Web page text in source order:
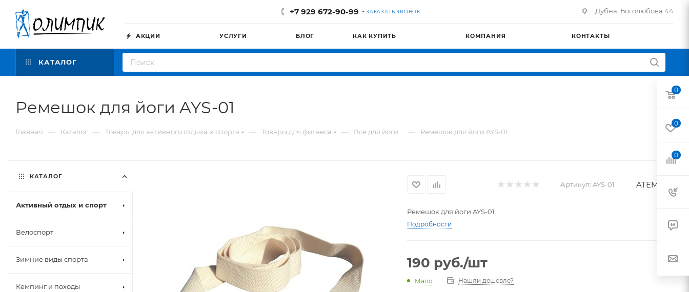
+7 929 672-90-99 ЗАКАЗАТЬ ЗВОНОК Дубна, Боголюбова 44
АКЦИИ УСЛУГИ БЛОГ КАК КУПИТЬ КОМПАНИЯ КОНТАКТЫ
КАТАЛОГ
Ремешок для йоги AYS-01
Главная — Каталог — Товары для активного отдыха и спорта — Товары для фитнеса — Все для йоги — Ремешок для йоги AYS-01
Артикул: AYS-01 ATEMI
Ремешок для йоги AYS-01
Подробности
190 руб./шт
Мало Нашли дешевле?
КАТАЛОГ
Активный отдых и спорт
Велоспорт
Зимние виды спорта
Кемпинг и походы
0
0
0